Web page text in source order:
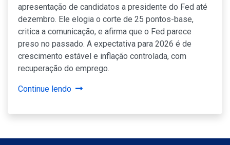
apresentação de candidatos a presidente do Fed até
dezembro. Ele elogia o corte de 25 pontos-base,
critica a comunicação, e afirma que o Fed parece
preso no passado. A expectativa para 2026 é de
crescimento estável e inflação controlada, com
recuperação do emprego.
Continue lendo